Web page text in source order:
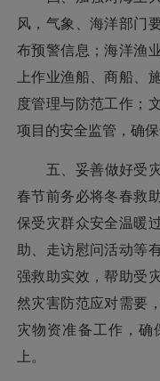
风，气象、海洋部门
布预警信息；海洋渔
上作业渔船、商船、
度管理与防范工作；
项目的安全监管，确保
五、 妥善做好受
春节前务必将冬春救
保受灾群众安全温暖
助、走访慰问活动等
强救助实效，帮助受
然灾害防范应对需要
灾物资准备工作，确
上。